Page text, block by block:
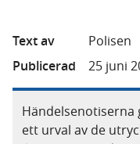
Text av
Polisen
Publicerad
25 juni
ett urval av de